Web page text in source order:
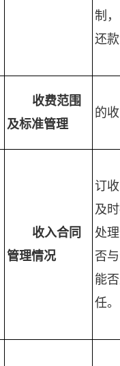
制
还
收费范围
及标准管理
的
收入合同
管理情况
订
及
处
否
能
任。